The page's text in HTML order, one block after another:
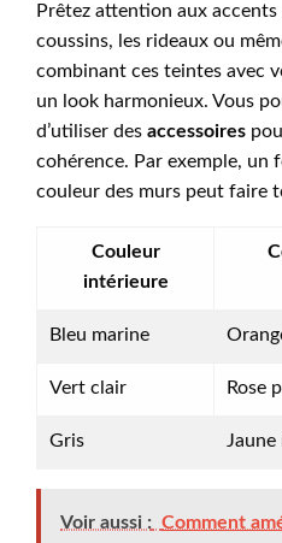
Prêtez attention aux
coussins, les rideaux ou
combinant ces teintes avec
un look harmonieux. Vous
d’utiliser des accessoires
cohérence. Par exemple, un
couleur des murs peut faire
Couleur
intérieure
Bleu marine
Vert clair Rose
Gris
Voir aussi : Comment